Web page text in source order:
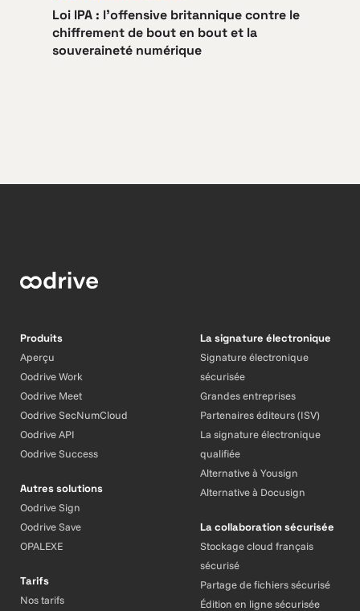
Loi IPA : l’offensive britannique contre le
chiffrement de bout en bout et la
souveraineté numérique
Produits
Aperçu
Oodrive Work
Oodrive Meet
Oodrive SecNumCloud
Oodrive API
Oodrive Success
Autres solutions
Oodrive Sign
Oodrive Save
OPALEXE
Tarifs
Nos tarifs
La signature électronique
Signature électronique
sécurisée
Grandes entreprises
Partenaires éditeurs (ISV)
La signature électronique
qualifiée
Alternative à Yousign
Alternative à Docusign
La collaboration sécurisée
Stockage cloud français
sécurisé
Partage de fichiers sécurisé
Édition en ligne sécurisée